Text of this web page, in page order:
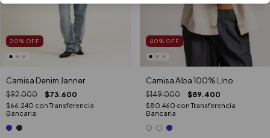
20% OFF
Camisa Denim Janner
$92.000 $73.600
$66.240 con Transferencia
Bancaria
40% OFF
Camisa Alba 100% Lino
$149.000 $89.400
$80.460 conTransferencia
Bancaria